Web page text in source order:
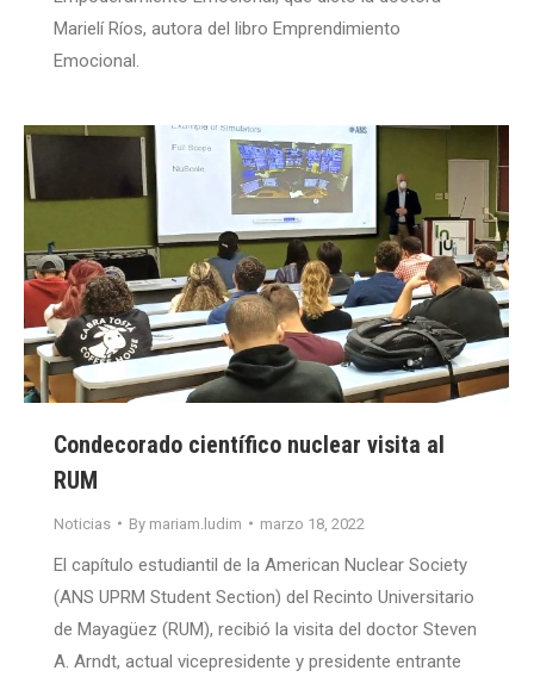
Marielí Ríos, autora del libro Emprendimiento
Emocional.
Condecorado científico nuclear visita al
RUM
Noticias By mariam.ludim marzo 18, 2022
El capítulo estudiantil de la American Nuclear Society
(ANS UPRM Student Section) del Recinto Universitario
de Mayagüez (RUM), recibió la visita del doctor Steven
A. Arndt, actual vicepresidente y presidente entrante